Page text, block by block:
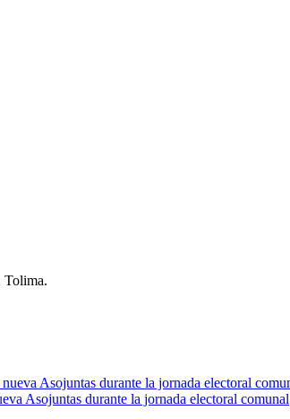
Tolima.
Asojuntas durante la jornada electoral comunal